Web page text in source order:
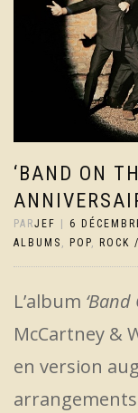
‘BAND ON
PARJEF 6
ALBUMS , POP, ROCK
L’album ‘Band
McCartney &
en version